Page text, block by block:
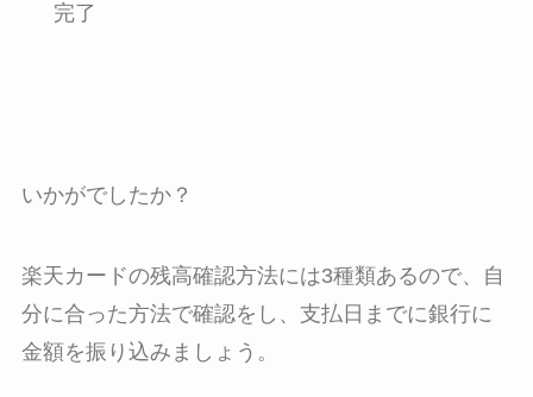
完了
いかがでしたか？
楽天カードの残高確認方法には3種類あるので、自
分に合った方法で確認をし、支払日までに銀行に
金額を振り込みましょう。